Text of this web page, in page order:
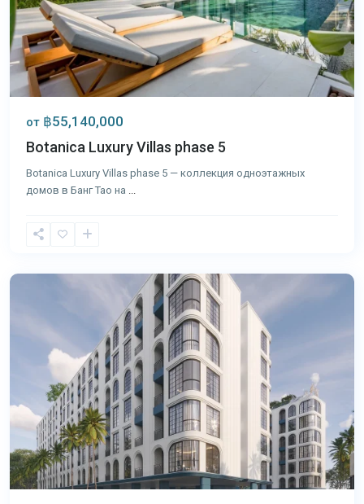
от ฿55,140,000
Botanica Luxury Villas phase 5
Botanica Luxury Villas phase 5 — коллекция одноэтажных
домов в Банг Тао на
Тао,